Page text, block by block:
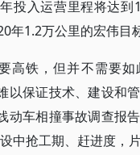
投入运营里程将达到
年1.2万公里的宏伟目标
高铁，但并不需要
以保证技术、建设和
动车相撞事故调查报
中抢工期、赶进度，